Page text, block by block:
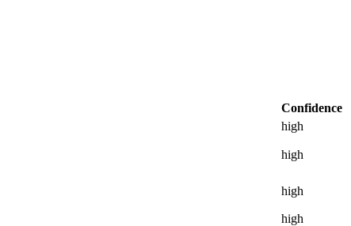
Confidence
high
high
high
high